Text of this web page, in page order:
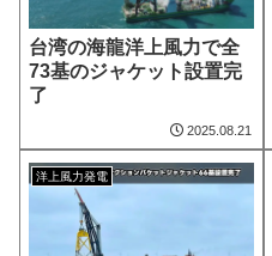
台湾の海龍洋上風力で全
73基のジャケット設置完
了
2025.08.21
洋上風力発電